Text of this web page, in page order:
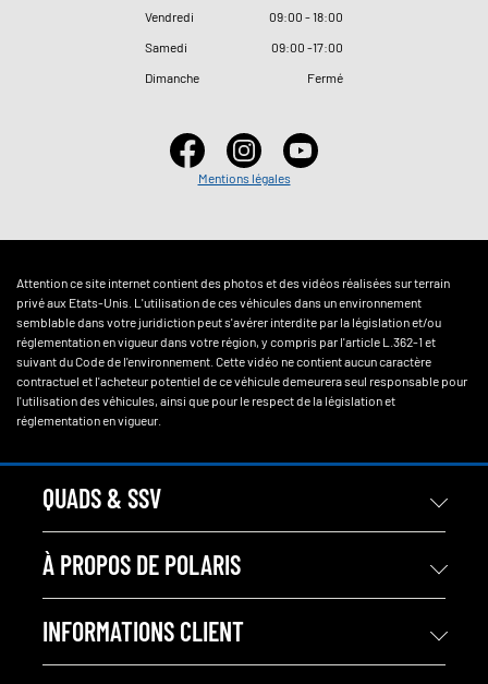
Vendredi
09:00 - 18:00
Samedi
09:00 -17:00
Dimanche
Fermé
Mentions légales
Attention ce site internet contient des photos et des vidéos réalisées sur terrain
privé aux Etats-Unis. L'utilisation de ces véhicules dans un environnement
semblable dans votre juridiction peut s'avérer interdite par la législation et/ou
réglementation en vigueur dans votre région, y compris par l'article L.362-1 et
suivant du Code de l'environnement. Cette vidéo ne contient aucun caractère
contractuel et l'acheteur potentiel de ce véhicule demeurera seul responsable pour
l'utilisation des véhicules, ainsi que pour le respect de la législation et
réglementation en vigueur.
QUADS & SSV
À PROPOS DE POLARIS
INFORMATIONS CLIENT